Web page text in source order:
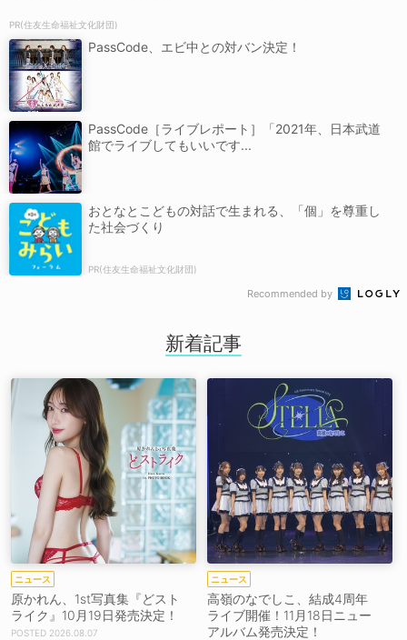
PR(住友生命福祉文化財団)
PassCode、エビ中との対バン決定！
PassCode［ライブレポート］「2021年、日本武道
館でライブしてもいいです...
おとなとこどもの対話で生まれる、「個」を尊重し
た社会づくり
PR(住友生命福祉文化財団)
Recommended by
新着記事
ニュース
原かれん、1st写真集『どスト
ライク』10月19日発売決定！
2026.08.07
ニュース
高嶺のなでしこ、結成4周年
ライブ開催！11月18日ニュー
アルバム発売決定！